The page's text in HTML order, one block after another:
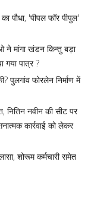
पौधा, 'पीपल फॉर पीपुल'
मांगा खंडन किन्तु बड़ा
गया पात्र ?
पुलगांव फोरलेन निर्माण में
नितिन नवीन की सीट पर
कार्रवाई को लेकर
शोरूम कर्मचारी समेत